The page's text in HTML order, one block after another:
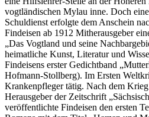
vogtländischen Mylau inne. Doch
Schuldienst erfolgte dem Anschein
Findeisen ab 1912 Mitherausgeber
„Das Vogtland und seine
heimatliche Kunst, Literatur und
Findeisens erster Gedichtband
Hofmann-Stollberg). Im Ersten
Krankenpfleger tätig. Nach dem
Herausgeber der Zeitschrift
veröffentlichte Findeisen den ersten